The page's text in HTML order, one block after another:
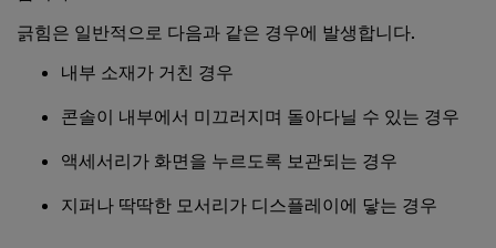
긁힘은 일반적으로 다음과 같은 경우에 발생합니다.
내부 소재가 거친 경우
콘솔이 내부에서 미끄러지며 돌아다닐 수 있는 경우
액세서리가 화면을 누르도록 보관되는 경우
지퍼나 딱딱한 모서리가 디스플레이에 닿는 경우